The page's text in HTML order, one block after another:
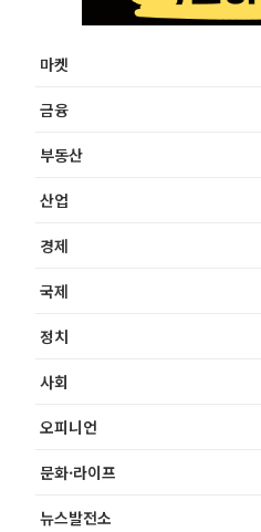
마켓
금융
부동산
산업
경제
국제
정치
사회
오피니언
문화·라이프
뉴스발전소